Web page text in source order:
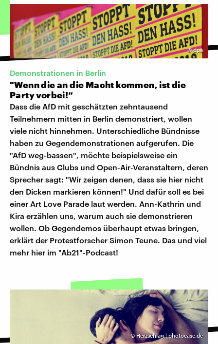
©dpa
Demonstrationen in Berlin
"Wenn die an die Macht kommen, ist die
Party vorbei!“
Dass die AfD mit geschätzten zehntausend
Teilnehmern mitten in Berlin demonstriert, wollen
viele nicht hinnehmen. Unterschiedliche Bündnisse
haben zu Gegendemonstrationen aufgerufen. Die
"AfD weg-bassen", möchte beispielsweise ein
Bündnis aus Clubs und Open-Air-Veranstaltern, deren
Sprecher sagt: "Wir zeigen denen, dass sie hier nicht
den Dicken markieren können!" Und dafür soll es bei
einer Art Love Parade laut werden. Ann-Kathrin und
Kira erzählen uns, warum auch sie demonstrieren
wollen. Ob Gegendemos überhaupt etwas bringen,
erklärt der Protestforscher Simon Teune. Das und viel
mehr hier im "Ab21"-Podcast!
©Herzschlag | photocase.de